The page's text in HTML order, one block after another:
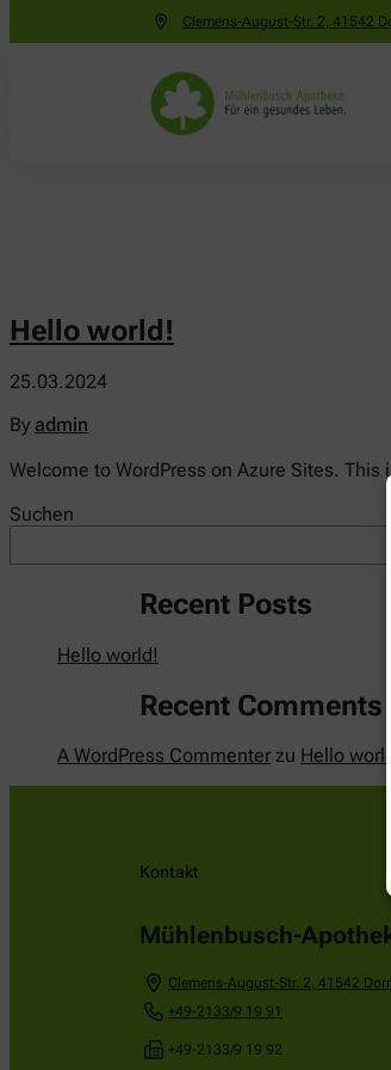
Clemens-August-Str. 2 41542
Hello world!
25.03.2024
By admin
Welcome to WordPress on Azure Sites.
Suchen
Recent Posts
Hello world!
Recent Comments
A WordPress Commenter zu Hello world!
Kontakt
Mühlenbusch-
Clemens-August-Str. 2 41542
+49-2133/9 19 91
+49-2133/9 19 92